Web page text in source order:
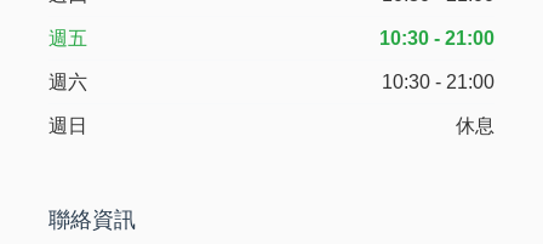
週五 10:30 - 21:00
週六 10:30 - 21:00
週日 休息
聯絡資訊